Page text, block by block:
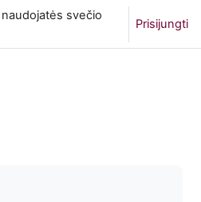
svečio
Prisijungti